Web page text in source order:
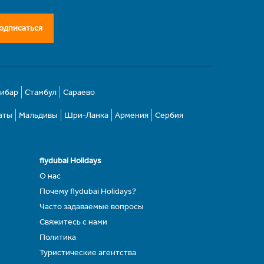
Стамбул Сараево
Мальдивы Шри-Ланка Армения Сербия
flydubai Holidays
О нас
Почему flydubai Holidays?
Часто задаваемые вопросы
Свяжитесь с нами
Политика
Туристические агентства